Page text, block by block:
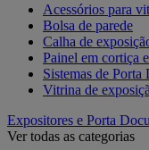
Acessórios para
Bolsa de parede
Calha de
Painel em cortiça
Sistemas de Porta
Vitrina de
Expositores e Porta
Ver todas as categorias